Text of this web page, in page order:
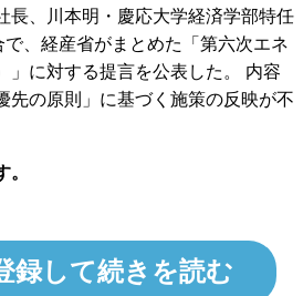
長、川本明・慶応大学経済学部特任
、経産省がまとめた「第六次エネ
」に対する提言を公表した。 内容
先の原則」に基づく施策の反映が不
録して続きを読む